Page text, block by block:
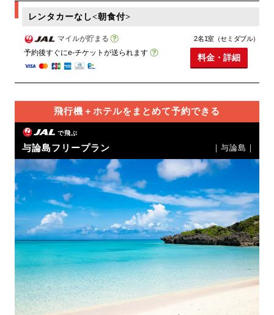
レンタカーなし<朝食付>
マイルが貯まる
予約後すぐにe-チケットが送られます
2名1室（セミダブル）
料金・詳細
飛行機＋ホテルをまとめて予約できる
で飛ぶ
与論島フリープラン ｜与論島｜